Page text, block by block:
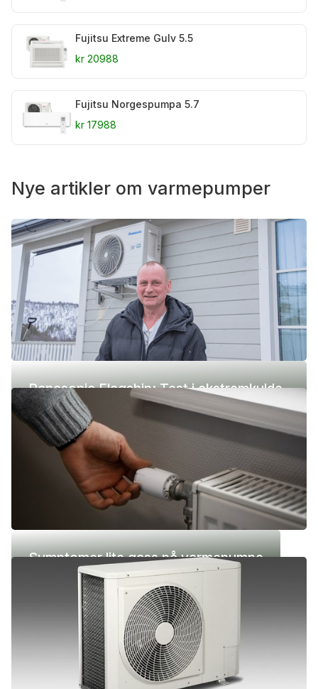
Fujitsu Extreme Gulv 5.5
kr 20988
Fujitsu Norgespumpa 5.7
kr 17988
Nye artikler om varmepumper
Panasonic Flagship: Test i ekstremkulde
(-42 °C)
Symptomer lite gass på varmepumpe